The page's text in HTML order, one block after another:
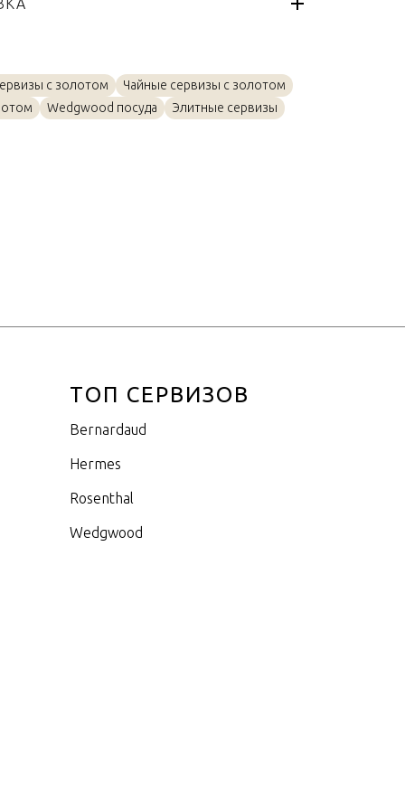
фарфор
200мл
с золотом
Чайные сервизы с золотом
Wedgwood посуда
Элитные сервизы
ТОП СЕРВИЗОВ
Bernardaud
Hermes
Rosenthal
Wedgwood